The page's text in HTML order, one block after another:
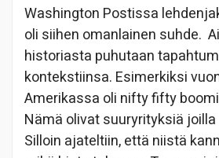
Washington Postissa
oli siihen omanlainen suhde.
historiasta puhutaan
kontekstiinsa. Esimerkiksi
Amerikassa oli nifty fifty
Nämä olivat suuryrityksiä joilla
Silloin ajateltiin, että niistä